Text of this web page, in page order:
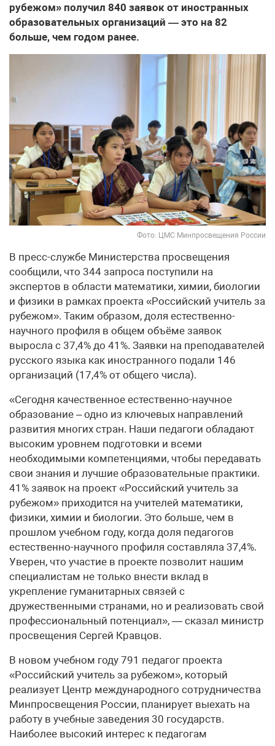
рубежом» получил 840 заявок от иностранных
образовательных организаций — это на 82
больше, чем годом ранее.
Фото: ЦМС Минпросвещения России
В пресс-службе Министерства просвещения
сообщили, что 344 запроса поступили на
экспертов в области математики, химии, биологии
и физики в рамках проекта «Российский учитель за
рубежом». Таким образом, доля естественно-
научного профиля в общем объёме заявок
выросла с 37,4% до 41%. Заявки на преподавателей
русского языка как иностранного подали 146
организаций (17,4% от общего числа).
«Сегодня качественное естественно-научное
образование – одно из ключевых направлений
развития многих стран. Наши педагоги обладают
высоким уровнем подготовки и всеми
необходимыми компетенциями, чтобы передавать
свои знания и лучшие образовательные практики.
41% заявок на проект «Российский учитель за
рубежом» приходится на учителей математики,
физики, химии и биологии. Это больше, чем в
прошлом учебном году, когда доля педагогов
естественно-научного профиля составляла 37,4%.
Уверен, что участие в проекте позволит нашим
специалистам не только внести вклад в
укрепление гуманитарных связей с
дружественными странами, но и реализовать свой
профессиональный потенциал», — сказал министр
просвещения Сергей Кравцов.
В новом учебном году 791 педагог проекта
«Российский учитель за рубежом», который
реализует Центр международного сотрудничества
Минпросвещения России, планирует выехать на
работу в учебные заведения 30 государств.
Наиболее высокий интерес к педагогам